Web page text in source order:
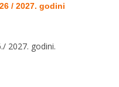
/ 2027. godini
2027. godini.